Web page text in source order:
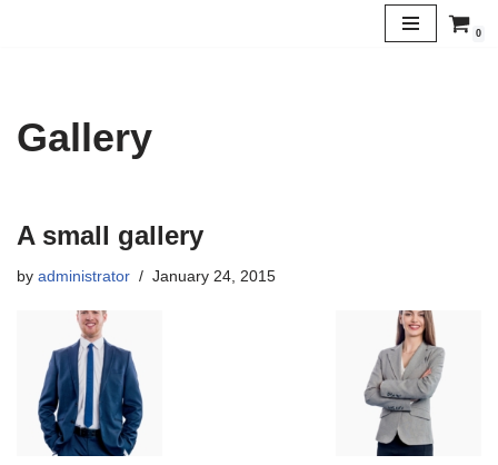
0
Gallery
A small gallery
by administrator January 24, 2015